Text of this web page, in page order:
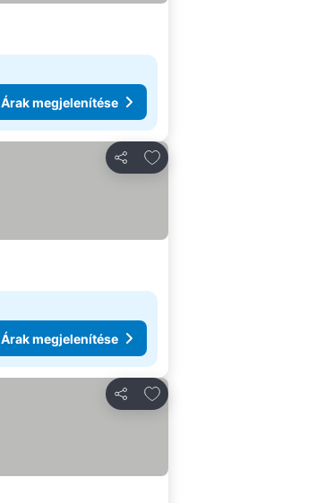
Árak megjelenítése
Megosztás
Hozzáadás a kedvencekhez
Árak megjelenítése
Megosztás
Hozzáadás a kedvencekhez